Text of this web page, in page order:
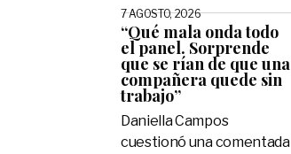
7 AGOSTO, 2026
“Qué mala onda todo
el panel. Sorprende
que se rían de que una
compañera quede sin
trabajo”
Daniella Campos
cuestionó una comentada